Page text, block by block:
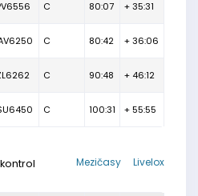
C 80:07 + 35:31
C 80:42 + 36:06
C 90:48 + 46:12
C 100:31 + 55:55
kontrol Livelox
Mezičasy